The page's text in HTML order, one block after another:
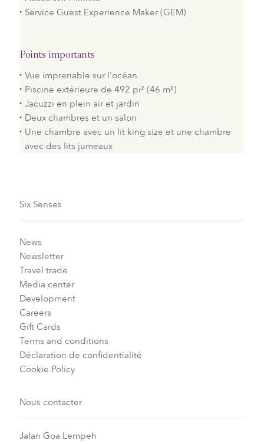
Service Guest Experience Maker (GEM)
Points importants
Vue imprenable sur l'océan
Piscine extérieure de 492 pi² (46 m²)
Jacuzzi en plein air et jardin
Deux chambres et un salon
Une chambre avec un lit king size et une chambre
avec des lits jumeaux
Six Senses
News
Newsletter
Travel trade
Media center
Development
Careers
Gift Cards
Terms and conditions
Déclaration de confidentialité
Cookie Policy
Nous contacter
Jalan Goa Lempeh